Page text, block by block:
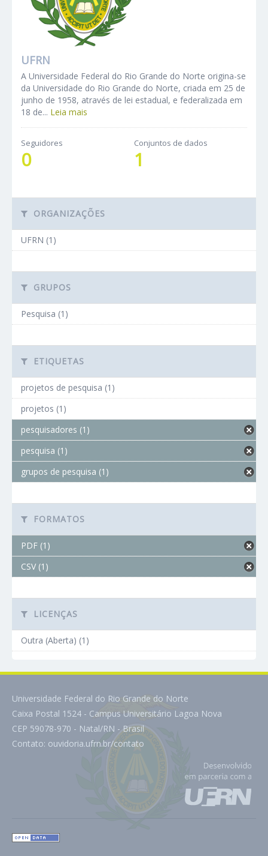
UFRN
A Universidade Federal do Rio Grande do Norte origina-se
da Universidade do Rio Grande do Norte, criada em 25 de
junho de 1958, através de lei estadual, e federalizada em
18 de... Leia mais
Seguidores
0
Conjuntos de dados
1
ORGANIZAÇÕES
UFRN (1)
GRUPOS
Pesquisa (1)
ETIQUETAS
projetos de pesquisa (1)
projetos (1)
pesquisadores (1)
pesquisa (1)
grupos de pesquisa (1)
FORMATOS
PDF (1)
CSV (1)
LICENÇAS
Outra (Aberta) (1)
Universidade Federal do Rio Grande do Norte
Caixa Postal 1524 - Campus Universitário Lagoa Nova
CEP 59078-970 - Natal/RN - Brasil
Contato: ouvidoria.ufrn.br/contato